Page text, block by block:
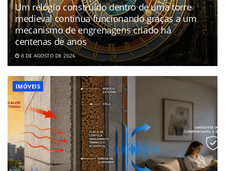
Um relógio construído dentro de uma torre
medieval continua funcionando graças a um
mecanismo de engrenagens criado há
centenas de anos
8 DE AGOSTO DE 2026
IMÓVEIS